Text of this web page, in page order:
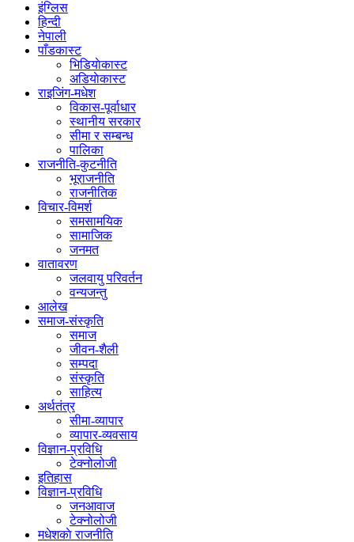
इंग्लिस
हिन्दी
नेपाली
पाँडकास्ट
भिडियाेकास्ट
अडियाेकास्ट
राइजिंग-मधेश
विकास-पूर्वाधार
स्थानीय सरकार
सीमा र सम्बन्ध
पालिका
राजनीति-कुटनीति
भूराजनीति
राजनीतिक
विचार-विमर्श
समसामयिक
सामाजिक
जनमत
वातावरण
जलवायु परिवर्तन
वन्यजन्तु
आलेख
समाज-संस्कृति
समाज
जीवन-शैली
सम्पदा
संस्कृति
साहित्य
अर्थतंत्र
सीमा-व्यापार
व्यापार-व्यवसाय
विज्ञान-प्रविधि
टेक्नोलोजी
इतिहास
विज्ञान-प्रविधि
जनआवाज
टेक्नोलोजी
मधेशकाे राजनीति